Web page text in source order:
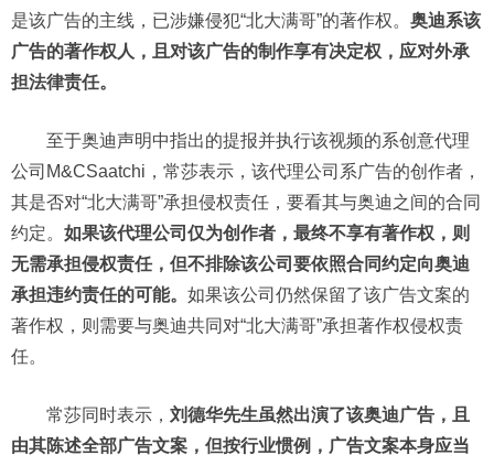
是该广告的主线，已涉嫌侵犯“北大满哥”的著作权。 奥迪系该
广告的著作权人，且对该广告的制作享有决定权，应对外承
担法律责任。
至于奥迪声明中指出的提报并执行该视频的系创意代理
公司M&CSaatchi，常莎表示，该代理公司系广告的创作者，
其是否对“北大满哥”承担侵权责任，要看其与奥迪之间的合同
约定。 如果该代理公司仅为创作者，最终不享有著作权，则
无需承担侵权责任，但不排除该公司要依照合同约定向奥迪
承担违约责任的可能。 如果该公司仍然保留了该广告文案的
著作权，则需要与奥迪共同对“北大满哥”承担著作权侵权责
任。
常莎同时表示， 刘德华先生虽然出演了该奥迪广告，且
由其陈述全部广告文案，但按行业惯例，广告文案本身应当